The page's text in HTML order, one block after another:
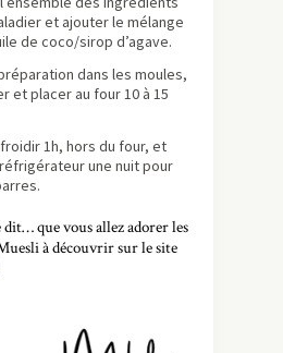
et ajouter le mélange
de coco/sirop d’agave.
dans les moules,
et placer au four 10 à 15
1h, hors du four, et
une nuit pour
que vous allez adorer les
à découvrir sur le site